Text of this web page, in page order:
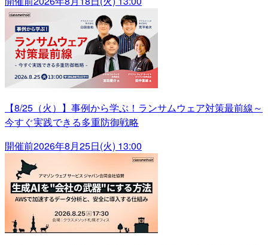
【8/25（火）】事例から学ぶ！ランサムウェア対策最前線～
今すぐ実践できる多重防御戦略
開催前2026年8月25日(火) 13:00